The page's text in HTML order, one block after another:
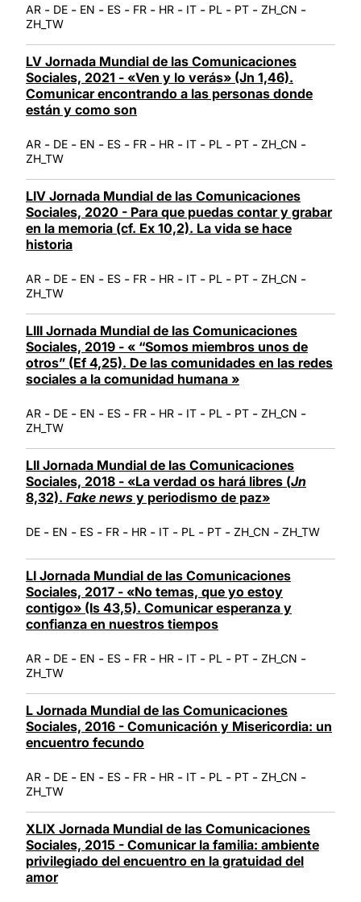
AR - DE - EN - ES - FR - HR - IT - PL - PT - ZH_CN -
ZH_TW
LV Jornada Mundial de las Comunicaciones
Sociales, 2021 - «Ven y lo verás» (Jn 1,46).
Comunicar encontrando a las personas donde
están y como son
AR - DE - EN - ES - FR - HR - IT - PL - PT - ZH_CN -
ZH_TW
LIV Jornada Mundial de las Comunicaciones
Sociales, 2020 - Para que puedas contar y grabar
en la memoria (cf. Ex 10,2). La vida se hace
historia
AR - DE - EN - ES - FR - HR - IT - PL - PT - ZH_CN -
ZH_TW
LIII Jornada Mundial de las Comunicaciones
Sociales, 2019 - « “Somos miembros unos de
otros” (Ef 4,25). De las comunidades en las redes
sociales a la comunidad humana »
AR - DE - EN - ES - FR - HR - IT - PL - PT - ZH_CN -
ZH_TW
LII Jornada Mundial de las Comunicaciones
Sociales, 2018 - «La verdad os hará libres (Jn
8,32). Fake news y periodismo de paz»
DE - EN - ES - FR - HR - IT - PL - PT - ZH_CN - ZH_TW
LI Jornada Mundial de las Comunicaciones
Sociales, 2017 - «No temas, que yo estoy
contigo» (Is 43,5). Comunicar esperanza y
confianza en nuestros tiempos
AR - DE - EN - ES - FR - HR - IT - PL - PT - ZH_CN -
ZH_TW
L Jornada Mundial de las Comunicaciones
Sociales, 2016 - Comunicación y Misericordia: un
encuentro fecundo
AR - DE - EN - ES - FR - HR - IT - PL - PT - ZH_CN -
ZH_TW
XLIX Jornada Mundial de las Comunicaciones
Sociales, 2015 - Comunicar la familia: ambiente
privilegiado del encuentro en la gratuidad del
amor